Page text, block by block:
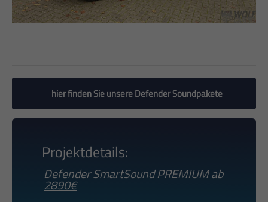
hier finden Sie unsere Defender Soundpakete
Projektdetails:
Defender SmartSound PREMIUM ab
2890€